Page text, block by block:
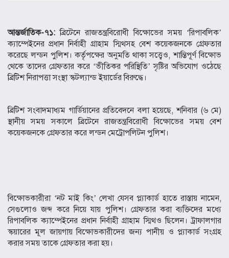
আন্তর্জাতিক-৭১: ব্রিটেনে রাজতন্ত্রবিরোধী বিক্ষোভের সময় ‘রিপাবলিক’
ক্যাম্পেইনের প্রধান নির্বাহী গ্রাহাম স্মিথসহ বেশ কয়েকজনকে গ্রেফতার
করেছে লন্ডন পুলিশ। কর্তৃপক্ষের অনুমতি থাকা সত্ত্বেও, শান্তিপূর্ণ বিক্ষোভ
থেকে তাদের গ্রেফতার করে ‘ভীতিকর পরিস্থিতি’ সৃষ্টির অভিযোগ ওঠেছে
ব্রিটিশ নিরাপত্তা সংস্থা স্কটল্যান্ড ইয়ার্ডের বিরুদ্ধে।
ব্রিটিশ সংবাদমাধ্যম গার্ডিয়ানের প্রতিবেদনে বলা হয়েছে, শনিবার (৬ মে)
স্থানীয় সময় সকালে ব্রিটেনে রাজতন্ত্রবিরোধী বিক্ষোভের সময় বেশ
কয়েকজনকে গ্রেফতার করে লন্ডন মেট্রোপলিটন পুলিশ।
বিক্ষোভকারীরা ‘নট মাই কিং’ লেখা যেসব প্ল্যাকার্ড হাতে রাস্তায় নামেন,
সেগুলোও জব্দ করে নিয়ে যায় পুলিশ। গ্রেফতার করা ব্যক্তিদের মধ্যে
রিপাবলিক ক্যাম্পেইনের প্রধান নির্বাহী গ্রাহাম স্মিথও ছিলেন। ট্রাফালগার
স্কয়ারের মূল জায়গায় বিক্ষোভকারীদের জন্য পানীয় ও প্ল্যাকার্ড সংগ্রহ
করার সময় তাকে গ্রেফতার করা হয়।